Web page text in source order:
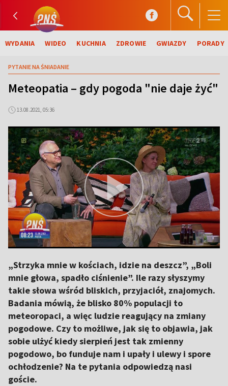
WYDANIA WIDEO KUCHNIA ZDROWIE GWIAZDY PORADY
PYTANIE NA ŚNIADANIE
Meteopatia – gdy pogoda "nie daje żyć"
13.08.2021, 05:36
„Strzyka mnie w kościach, idzie na deszcz”, „Boli
mnie głowa, spadło ciśnienie”. Ile razy słyszymy
takie słowa wśród bliskich, przyjaciół, znajomych.
Badania mówią, że blisko 80% populacji to
meteoropaci, a więc ludzie reagujący na zmiany
pogodowe. Czy to możliwe, jak się to objawia, jak
sobie ulżyć kiedy sierpień jest tak zmienny
pogodowo, bo funduje nam i upały i ulewy i spore
ochłodzenie? Na te pytania odpowiedzą nasi
goście.